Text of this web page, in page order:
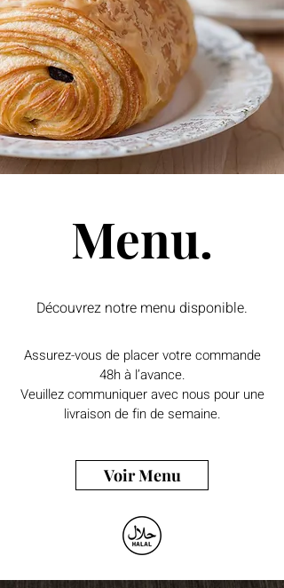
Menu.
Découvrez notre menu disponible.
Assurez-vous de placer votre commande
48h à l’avance.
Veuillez communiquer avec nous pour une
livraison de fin de semaine.
Voir Menu